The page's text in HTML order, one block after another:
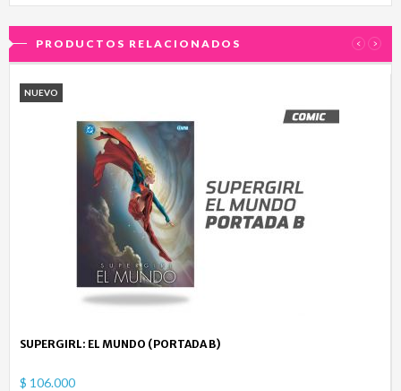
PRODUCTOS RELACIONADOS ‹ ›
NUEVO
SUPERGIRL: EL MUNDO (PORTADA B)
$ 106.000